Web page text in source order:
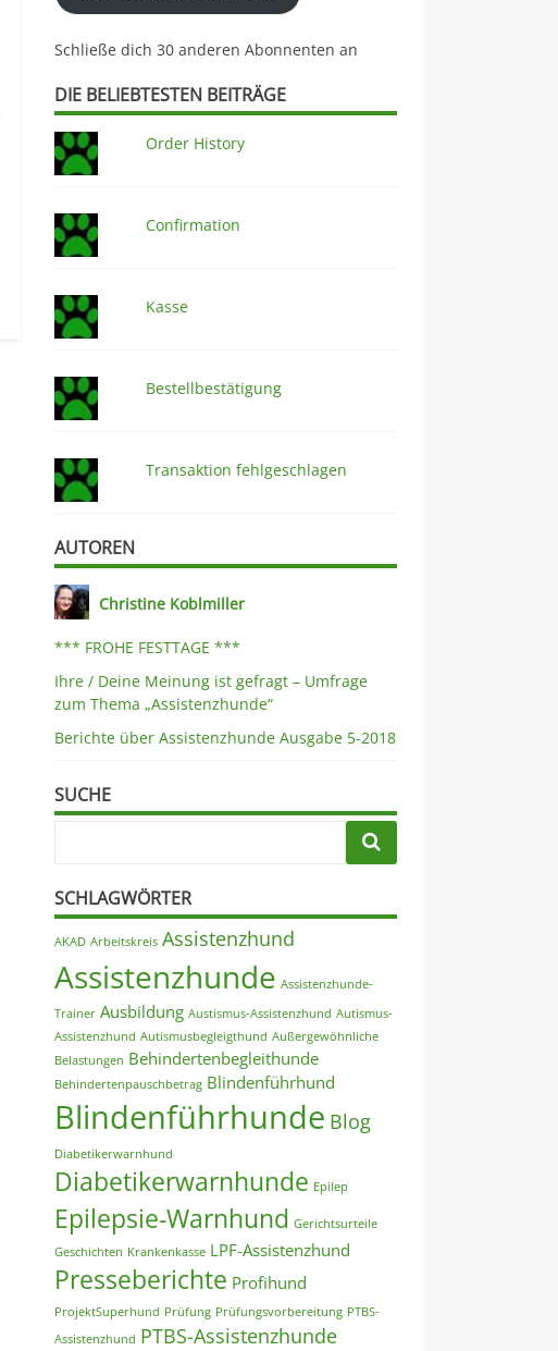
eintragen
Schließe dich 30 anderen Abonnenten an
DIE BELIEBTESTEN BEITRÄGE
Order History
Confirmation
Kasse
Bestellbestätigung
Transaktion fehlgeschlagen
AUTOREN
Christine Koblmiller
*** FROHE FESTTAGE ***
Ihre / Deine Meinung ist gefragt – Umfrage
zum Thema „Assistenzhunde“
Berichte über Assistenzhunde Ausgabe 5-2018
SUCHE
SCHLAGWÖRTER
AKAD Arbeitskreis Assistenzhund
Assistenzhunde Assistenzhunde-
Trainer Ausbildung Austismus-Assistenzhund Autismus-
Assistenzhund Autismusbegleigthund Außergewöhnliche
Belastungen Behindertenbegleithunde
Behindertenpauschbetrag Blindenführhund
Blindenführhunde Blog
Diabetikerwarnhund
Diabetikerwarnhunde Epilep
Epilepsie-Warnhund Gerichtsurteile
Geschichten Krankenkasse LPF-Assistenzhund
Presseberichte Profihund
ProjektSuperhund Prüfung Prüfungsvorbereitung PTBS-
Assistenzhund PTBS-Assistenzhunde